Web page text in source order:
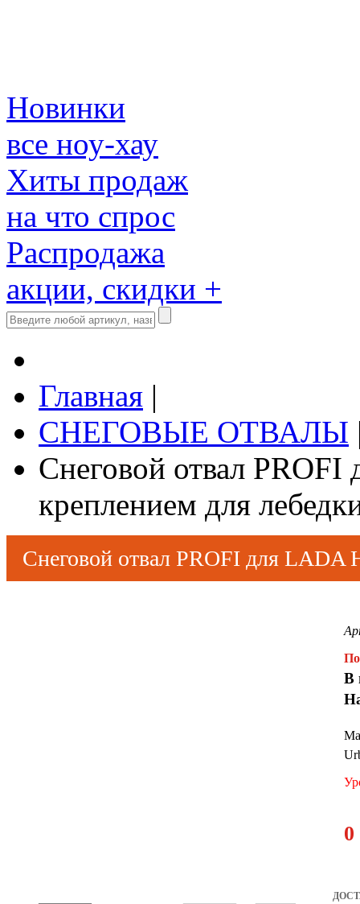
Новинки
все ноу-хау
Хиты продаж
на что спрос
Распродажа
акции, скидки +
Главная |
СНЕГОВЫЕ ОТВАЛЫ
Снеговой отвал
креплением для
Снеговой отвал PROFI для
В
0